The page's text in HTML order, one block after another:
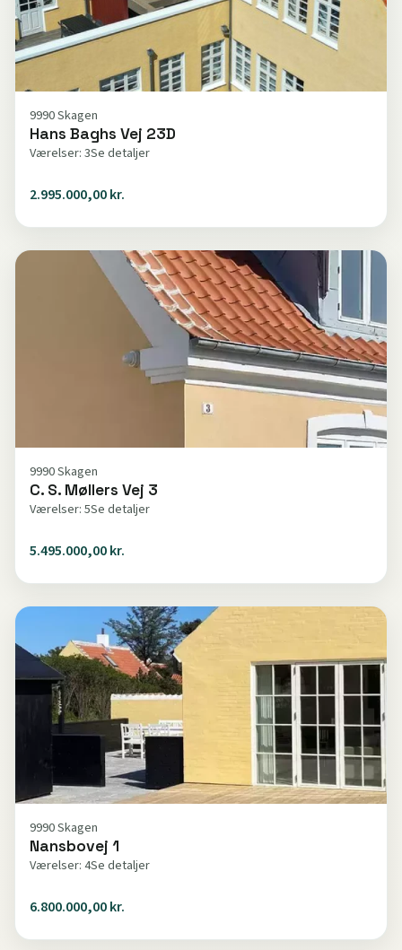
9990 Skagen
Hans Baghs Vej 23D
Værelser: 3Se detaljer
2.995.000,00 kr.
9990 Skagen
C. S. Møllers Vej 3
Værelser: 5Se detaljer
5.495.000,00 kr.
9990 Skagen
Nansbovej 1
Værelser: 4Se detaljer
6.800.000,00 kr.